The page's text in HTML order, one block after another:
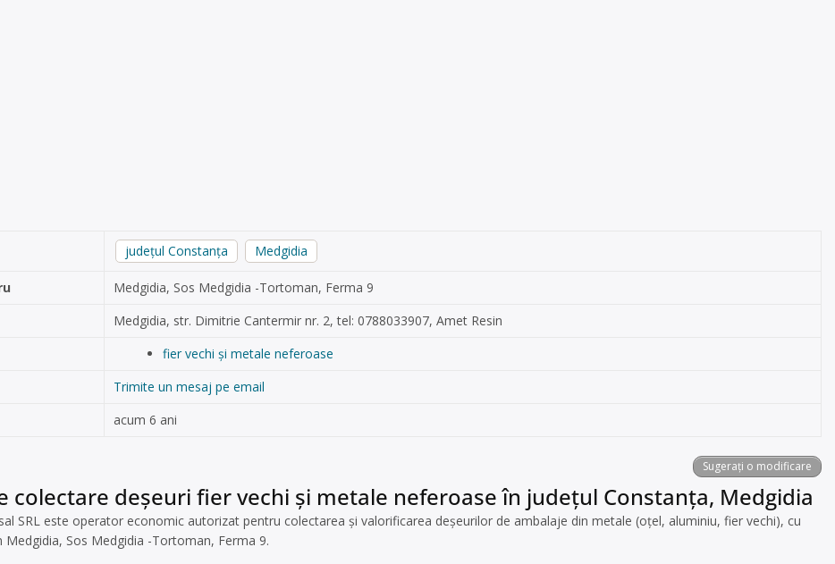
județul Constanța Medgidia
Medgidia, Sos Medgidia -Tortoman, Ferma 9
Medgidia, str. Dimitrie Cantermir nr. 2, tel: 0788033907, Amet Resin
fier vechi și metale neferoase
Trimite un mesaj pe email
acum 6 ani
Sugerați o modificare
colectare deșeuri fier vechi și metale neferoase în județul Constanța, Medgidia
SRL este operator economic autorizat pentru colectarea și valorificarea deșeurilor de ambalaje din metale (oțel, aluminiu, fier vechi), cu
Medgidia, Sos Medgidia -Tortoman, Ferma 9.